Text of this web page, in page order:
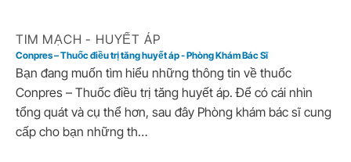
TIM MẠCH - HUYẾT ÁP
Conpres – Thuốc điều trị tăng huyết áp - Phòng Khám Bác Sĩ
Bạn đang muốn tìm hiểu những thông tin về thuốc
Conpres – Thuốc điều trị tăng huyết áp. Để có cái nhìn
tổng quát và cụ thể hơn, sau đây Phòng khám bác sĩ cung
cấp cho bạn những th…